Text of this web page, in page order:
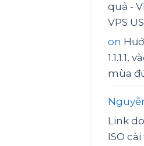
quả -
VPS
on
mùa
Link
ISO